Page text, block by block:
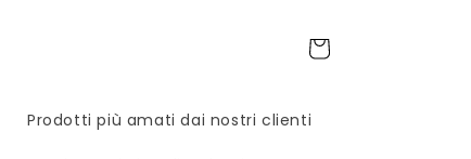
Prodotti più amati dai nostri clienti
Carrello